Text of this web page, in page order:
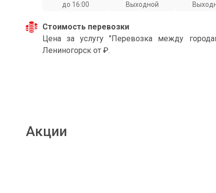
до 16:00
Выходной
Стоимость перевозки
Цена за услугу "Перевозка между
Лениногорск от ₽.
Акции